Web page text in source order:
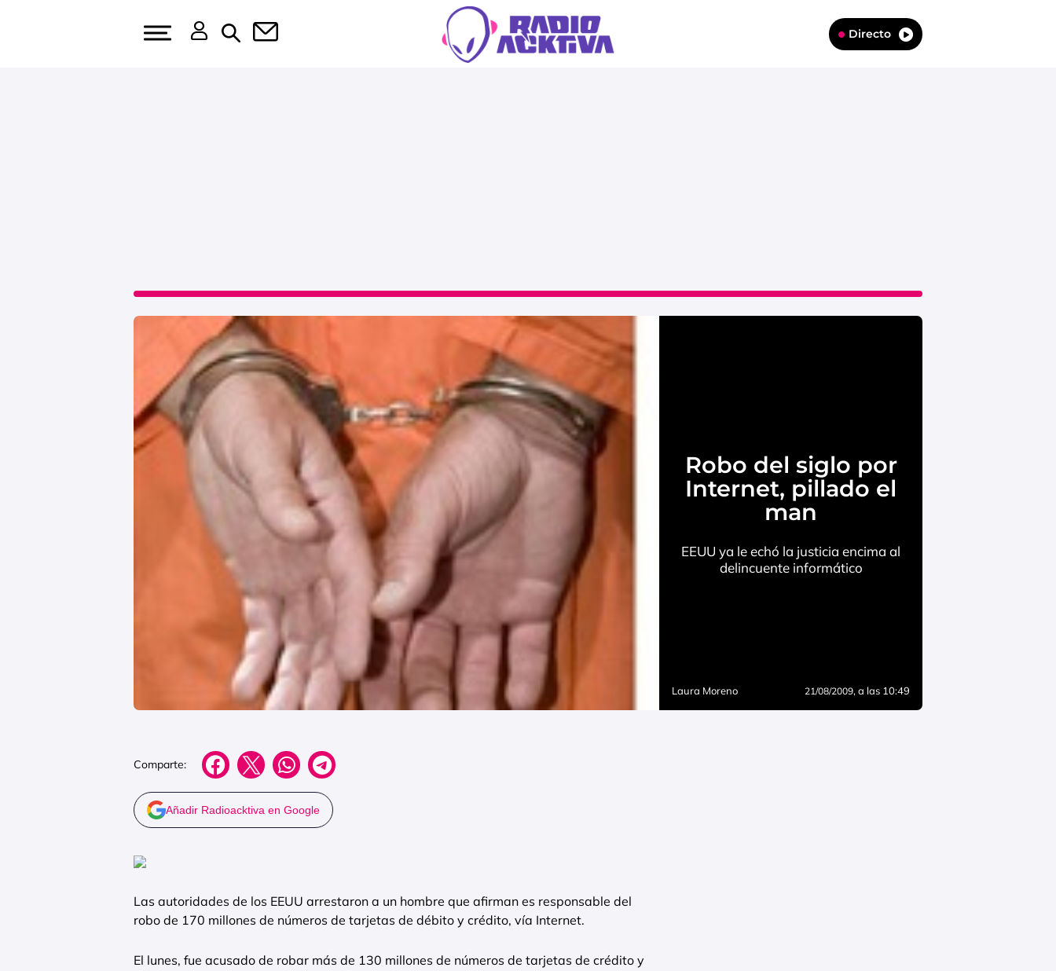
Directo
Robo del siglo por
Internet, pillado el
man
EEUU ya le echó la justicia encima al
delincuente informático
Laura Moreno 21/08/2009, a las 10:49
Comparte:
Añadir Radioacktiva en Google
Las autoridades de los EEUU arrestaron a un hombre que afirman es responsable del
robo de 170 millones de números de tarjetas de débito y crédito, vía Internet.
El lunes, fue acusado de robar más de 130 millones de números de tarjetas de crédito y